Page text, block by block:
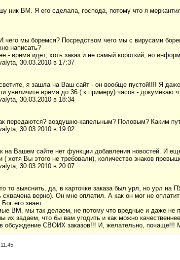
ник ВМ. Я его сделала, господа, потому что я
мы боремся? Посредством чего мы с вирусами
написать?
- время идет, хоть заказ и не самый короткий, но
30.03.2010 в 17:37
я зашла на Ваш сайт - он вообще пустой!!!! Я
увеличите время до 36 ( к примеру) часов - докумекаю
30.03.2010 в 18:34
передаются? воздушно-капельным? Половым? Каким
30.03.2010 в 19:02
на Вашем сайте нет функции добавления новостей.
хотя Вы этого не требовали), количество знаков
30.03.2010 в 20:07
то выяснить, да, в карточке заказа был урл, но урл
схвачена верно). Он мне оплатил. А как он мог не
его знает.
ВМ, мы так делаем, не потому что вредные и даже не
их задаем, что бы вам угодить и как можно
в обсуждение СВОИХ заказов!!! И, желательно, почаще!!!